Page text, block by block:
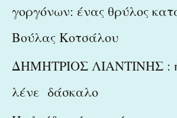
γοργόνων: ένας θρύλος
Βούλας Κοτσάλου
ΔΗΜΗΤΡΙΟΣ ΛΙΑΝΤΙΝΗΣ :
λένε δάσκαλο